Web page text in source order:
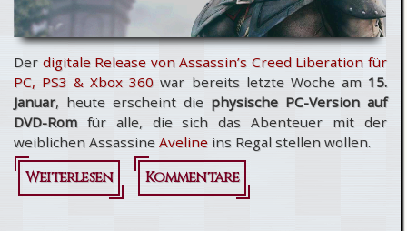
Der digitale Release von Assassin’s Creed Liberation für
PC, PS3 & Xbox 360 war bereits letzte Woche am 15.
Januar, heute erscheint die physische PC-Version auf
DVD-Romfür alle, die sich das Abenteuer mit der
weiblichen Assassine Aveline ins Regal stellen wollen.
Weiterlesen
über
Kommentare